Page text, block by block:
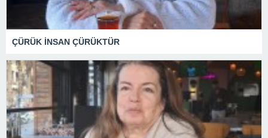
ÇÜRÜK İNSAN ÇÜRÜKTÜR